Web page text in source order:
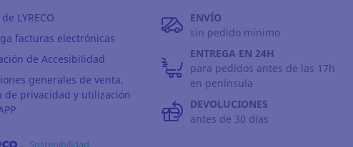
LYRECO
facturas electrónicas
de Accesibilidad
generales de venta,
de privacidad y utilización
Sostenibilidad
ENVÍO
sin pedido mínimo
ENTREGA EN 24H
para pedidos antes de las 17h
en península
DEVOLUCIONES
antes de 30 días